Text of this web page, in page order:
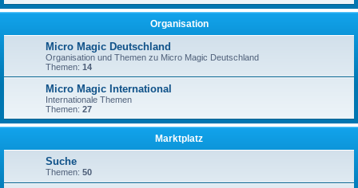
Organisation
Micro Magic Deutschland
Organisation und Themen zu Micro Magic Deutschland
Themen: 14
Micro Magic International
Internationale Themen
Themen: 27
Marktplatz
Suche
Themen: 50